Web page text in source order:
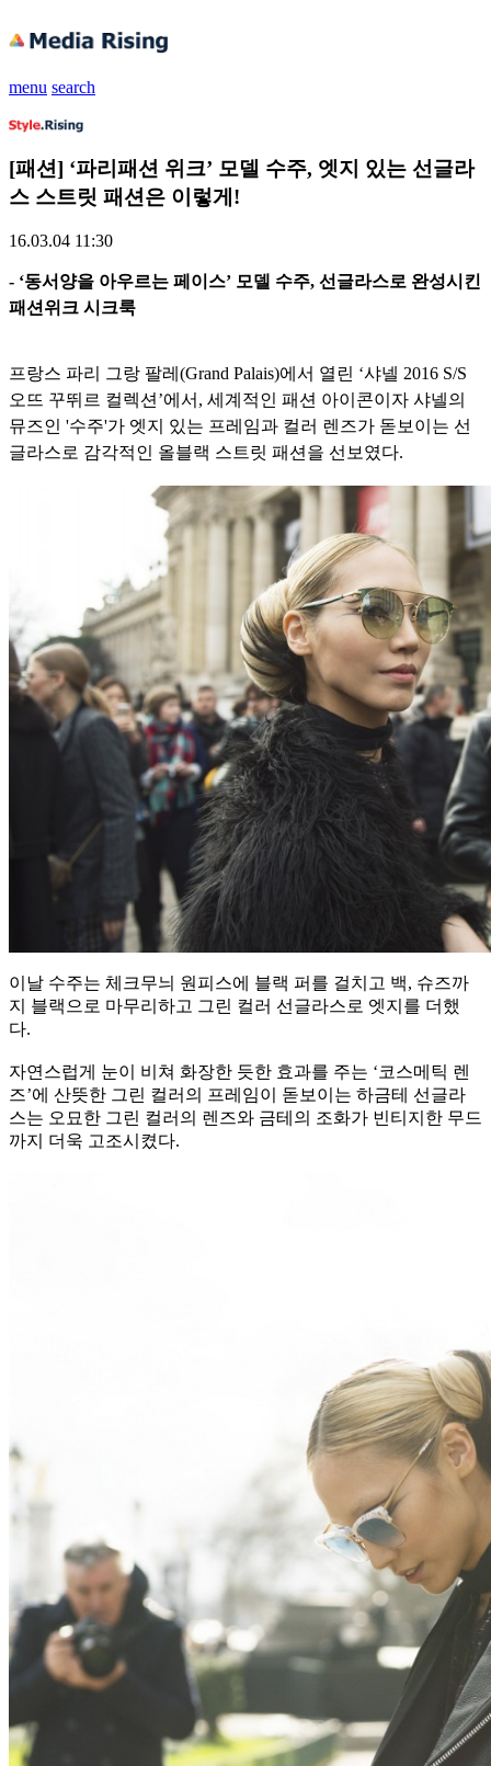
menu search
[패션] ‘파리패션 위크’ 모델 수주, 엣지 있는 선글라
스 스트릿 패션은 이렇게!
16.03.04 11:30
- ‘동서양을 아우르는 페이스’ 모델 수주, 선글라스로 완성시킨
패션위크 시크룩
프랑스 파리 그랑 팔레(Grand Palais)에서 열린 ‘샤넬 2016 S/S
오뜨 꾸뛰르 컬렉션’에서, 세계적인 패션 아이콘이자 샤넬의
뮤즈인 '수주'가 엣지 있는 프레임과 컬러 렌즈가 돋보이는 선
글라스로 감각적인 올블랙 스트릿 패션을 선보였다.
이날 수주는 체크무늬 원피스에 블랙 퍼를 걸치고 백, 슈즈까
지 블랙으로 마무리하고 그린 컬러 선글라스로 엣지를 더했
다.
자연스럽게 눈이 비쳐 화장한 듯한 효과를 주는 ‘코스메틱 렌
즈’에 산뜻한 그린 컬러의 프레임이 돋보이는 하금테 선글라
스는 오묘한 그린 컬러의 렌즈와 금테의 조화가 빈티지한 무드
까지 더욱 고조시켰다.